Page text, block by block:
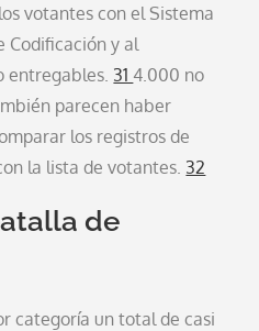
votantes con el Sistema
Codificación y al
entregables. 31 4.000 no
parecen haber
los registros de
la lista de votantes. 32
de
categoría un total de casi